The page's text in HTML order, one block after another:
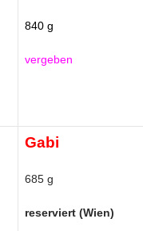
840 g
vergeben
Gabi
685 g
reserviert (Wien)